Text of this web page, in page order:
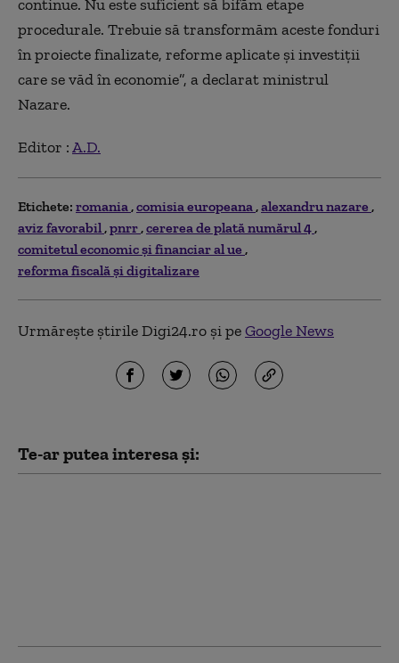
continue. Nu este suficient să bifăm etape
procedurale. Trebuie să transformăm aceste fonduri
în proiecte finalizate, reforme aplicate și investiții
care se văd în economie”, a declarat ministrul
Nazare.
Editor :A.D.
Etichete: romania comisia europeana alexandru nazare
aviz favorabil pnrr cererea de plată numărul 4
comitetul economic și financiar al ue
reforma fiscală și digitalizare
Urmărește știrile Digi24.ro și peGoogle News
Te-ar putea interesa și: